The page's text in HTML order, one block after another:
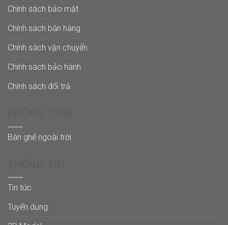
Chính sách bảo mật
Chính sách bán hàng
Chính sách vận chuyển
Chính sách bảo hành
Chính sách đổi trả
Bàn ghế ngoài trời
Tin tức
Tuyển dụng